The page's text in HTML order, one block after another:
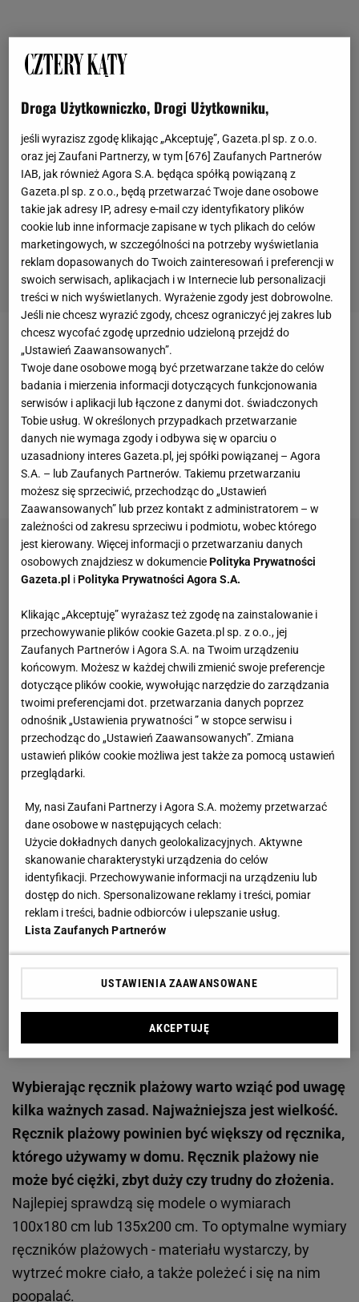
Ręcznik plażowy - jaki wybrać?
Ręcznik plażowy to nieodłączny element
wakacyjnego wyposażenia.
Przyda się do wytarcia
po ciała po kąpieli w morzu, jeziorze czy basenie,
posłuży także jako koc do opalania lub ochroni przed
silniejszym wiatrem i chłodem.
Wybierając ręcznik plażowy warto wziąć pod uwagę
kilka ważnych zasad. Najważniejsza jest wielkość.
Ręcznik plażowy powinien być większy od ręcznika,
którego używamy w domu. Ręcznik plażowy nie
może być ciężki, zbyt duży czy trudny do złożenia.
Najlepiej sprawdzą się modele o wymiarach
100x180 cm lub 135x200 cm. To optymalne wymiary
ręczników plażowych - materiału wystarczy, by
wytrzeć mokre ciało, a także poleżeć i się na nim
poopalać.
Droga Użytkowniczko, Drogi Użytkowniku,
jeśli wyrazisz zgodę klikając „Akceptuję”, Gazeta.pl sp. z o.o.
oraz jej Zaufani Partnerzy, w tym [ 676 ] Zaufanych Partnerów
IAB, jak również Agora S.A. będąca spółką powiązaną z
Gazeta.pl sp. z o.o., będą przetwarzać Twoje dane osobowe
takie jak adresy IP, adresy e-mail czy identyfikatory plików
cookie lub inne informacje zapisane w tych plikach do celów
marketingowych, w szczególności na potrzeby wyświetlania
reklam dopasowanych do Twoich zainteresowań i preferencji w
swoich serwisach, aplikacjach i w Internecie lub personalizacji
treści w nich wyświetlanych. Wyrażenie zgody jest dobrowolne.
Jeśli nie chcesz wyrazić zgody, chcesz ograniczyć jej zakres lub
chcesz wycofać zgodę uprzednio udzieloną przejdź do
„Ustawień Zaawansowanych”.
Twoje dane osobowe mogą być przetwarzane także do celów
badania i mierzenia informacji dotyczących funkcjonowania
serwisów i aplikacji lub łączone z danymi dot. świadczonych
Tobie usług. W określonych przypadkach przetwarzanie
danych nie wymaga zgody i odbywa się w oparciu o
uzasadniony interes Gazeta.pl, jej spółki powiązanej – Agora
S.A. – lub Zaufanych Partnerów. Takiemu przetwarzaniu
możesz się sprzeciwić, przechodząc do „Ustawień
Zaawansowanych” lub przez kontakt z administratorem – w
zależności od zakresu sprzeciwu i podmiotu, wobec którego
jest kierowany. Więcej informacji o przetwarzaniu danych
osobowych znajdziesz w dokumencie Polityka Prywatności
Gazeta.pl i Polityka Prywatności Agora S.A.
Klikając „Akceptuję” wyrażasz też zgodę na zainstalowanie i
przechowywanie plików cookie Gazeta.pl sp. z o.o., jej
Zaufanych Partnerów i Agora S.A. na Twoim urządzeniu
końcowym. Możesz w każdej chwili zmienić swoje preferencje
dotyczące plików cookie, wywołując narzędzie do zarządzania
twoimi preferencjami dot. przetwarzania danych poprzez
odnośnik „Ustawienia prywatności ” w stopce serwisu i
przechodząc do „Ustawień Zaawansowanych”. Zmiana
ustawień plików cookie możliwa jest także za pomocą ustawień
przeglądarki.
My, nasi Zaufani Partnerzy i Agora S.A. możemy przetwarzać
dane osobowe w następujących celach:
Użycie dokładnych danych geolokalizacyjnych. Aktywne
skanowanie charakterystyki urządzenia do celów
identyfikacji. Przechowywanie informacji na urządzeniu lub
dostęp do nich. Spersonalizowane reklamy i treści, pomiar
reklam i treści, badnie odbiorców i ulepszanie usług.
Lista Zaufanych Partnerów
USTAWIENIA ZAAWANSOWANE
AKCEPTUJĘ